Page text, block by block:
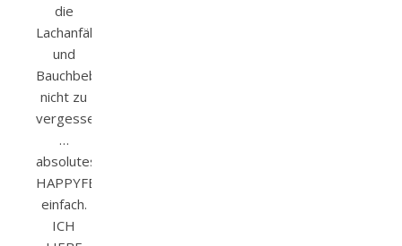
die
Lachanfälle
und
Bauchbeben
nicht zu
vergessen
…
absolutes
HAPPYFEELING
einfach.
ICH